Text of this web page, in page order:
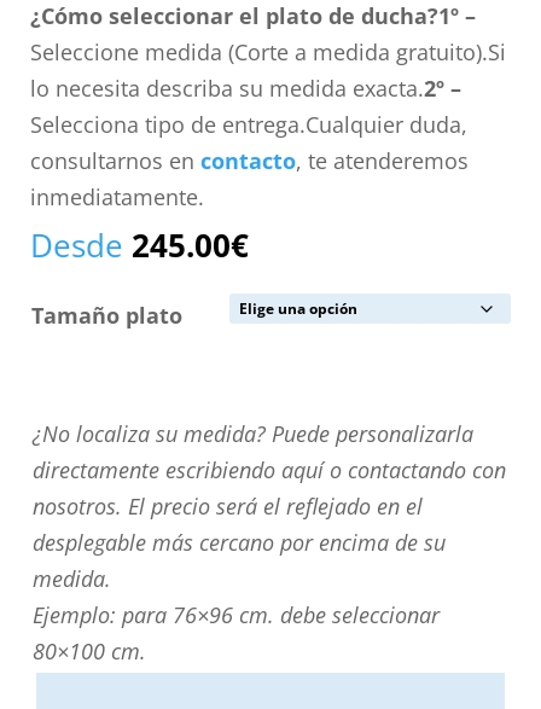
¿Cómo seleccionar el plato de ducha?1º –
Seleccione medida (Corte a medida gratuito).Si
lo necesita describa su medida exacta.2º –
Selecciona tipo de entrega.Cualquier duda,
consultarnos en contacto, te atenderemos
inmediatamente.
Desde 245.00€
Tamaño plato
¿No
localiza
su
medida?
Puede
personalizarla
directamente
¿No localiza su medida? Puede personalizarla
directamente escribiendo aquí o contactando con
nosotros. El precio será el reflejado en el
desplegable más cercano por encima de su
medida.
Ejemplo: para 76×96 cm. debe seleccionar
80×100 cm.